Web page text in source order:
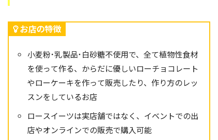
お店の特徴
小麦粉･乳製品･白砂糖不使用で、全て植物性食材
を使って作る、からだに優しいローチョコレート
やローケーキを作って販売したり、作り方のレッ
スンをしているお店
ロースイーツは実店舗ではなく、イベントでの出
店やオンラインでの販売で購入可能